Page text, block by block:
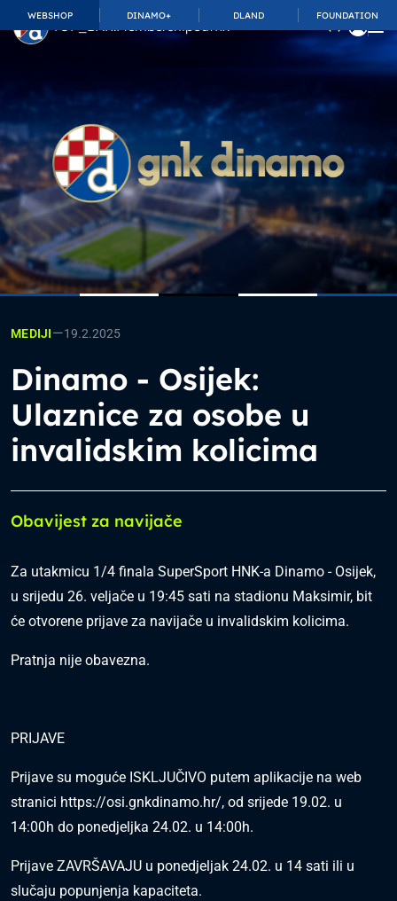
WEBSHOP DINAMO+ DLAND FOUNDATION
TOP_BAR.MembershipSuffix
MEDIJI—19.2.2025
Dinamo - Osijek:
Ulaznice za osobe u
invalidskim kolicima
Obavijest za navijače
Za utakmicu 1/4 finala SuperSport HNK-a Dinamo - Osijek,
u srijedu 26. veljače u 19:45 sati na stadionu Maksimir, bit
će otvorene prijave za navijače u invalidskim kolicima.
Pratnja nije obavezna.
PRIJAVE
Prijave su moguće ISKLJUČIVO putem aplikacije na web
stranici https://osi.gnkdinamo.hr/, od srijede 19.02. u
14:00h do ponedjeljka 24.02. u 14:00h.
Prijave ZAVRŠAVAJU u ponedjeljak 24.02. u 14 sati ili u
slučaju popunjenja kapaciteta.